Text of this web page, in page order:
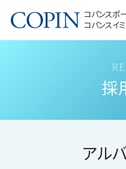
コパンスポ
コパンスイ
採
アル